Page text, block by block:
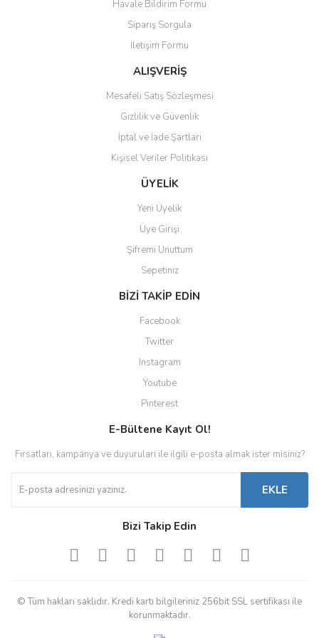
Ürün açıklamasında eksik bilgiler bulunuyor.
Ürün bilgilerinde hatalar bulunuyor.
Ürün fiyatı diğer sitelerden daha pahalı.
Bu ürüne benzer farklı alternatifler olmalı.
Gönder
Havale Bildirim Formu
Sipariş Sorgula
İletişim Formu
ALIŞVERİŞ
Mesafeli Satış Sözleşmesi
Gizlilik ve Güvenlik
İptal ve İade Şartları
Kişisel Veriler Politikası
ÜYELİK
Yeni Üyelik
Üye Girişi
Şifremi Unuttum
Sepetiniz
BİZİ TAKİP EDİN
Facebook
Twitter
Instagram
Youtube
Pinterest
E-Bültene Kayıt Ol!
Fırsatları, kampanya ve duyuruları ile ilgili e-posta almak ister misiniz?
EKLE
Bizi Takip Edin
© Tüm hakları saklıdır. Kredi kartı bilgileriniz 256bit SSL sertifikası ile
korunmaktadır.